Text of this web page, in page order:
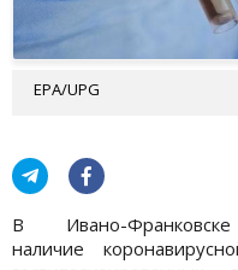
EPA/UPG
В Ивано-
наличие